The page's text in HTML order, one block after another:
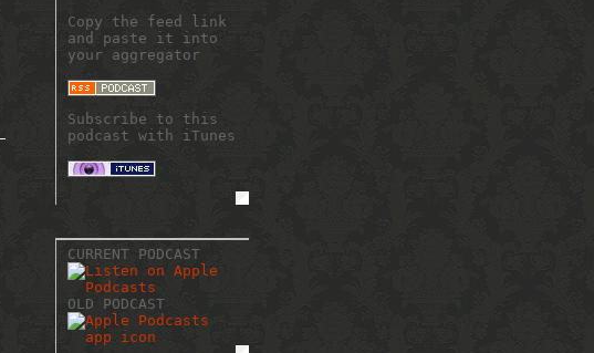
Copy the feed link
and paste it into
your aggregator
Subscribe to this
podcast with iTunes
CURRENT PODCAST
OLD PODCAST